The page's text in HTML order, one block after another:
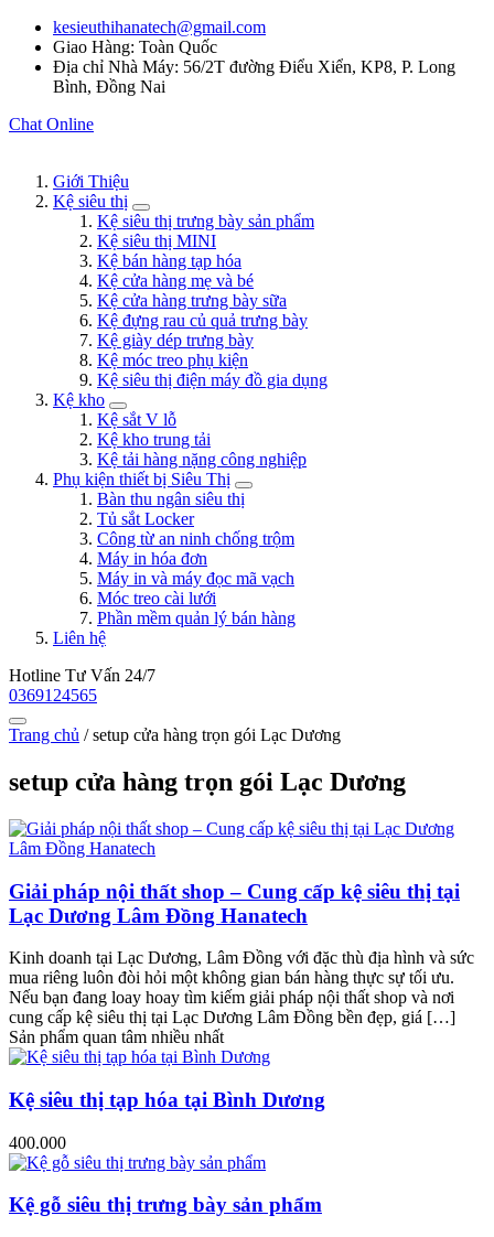
kesieuthihanatech@gmail.com
Giao Hàng: Toàn Quốc
Địa chỉ Nhà Máy: 56/2T đường Điểu Xiển, KP8, P. Long
Bình, Đồng Nai
Chat Online
Giới Thiệu
Kệ siêu thị
Kệ siêu thị trưng bày sản phẩm
Kệ siêu thị MINI
Kệ bán hàng tạp hóa
Kệ cửa hàng mẹ và bé
Kệ cửa hàng trưng bày sữa
Kệ đựng rau củ quả trưng bày
Kệ giày dép trưng bày
Kệ móc treo phụ kiện
Kệ siêu thị điện máy đồ gia dụng
Kệ kho
Kệ sắt V lỗ
Kệ kho trung tải
Kệ tải hàng nặng công nghiệp
Phụ kiện thiết bị Siêu Thị
Bàn thu ngân siêu thị
Tủ sắt Locker
Công từ an ninh chống trộm
Máy in hóa đơn
Máy in và máy đọc mã vạch
Móc treo cài lưới
Phần mềm quản lý bán hàng
Liên hệ
Hotline Tư Vấn 24/7
0369124565
Trang chủ /setup cửa hàng trọn gói Lạc Dương
setup cửa hàng trọn gói Lạc Dương
Giải pháp nội thất shop – Cung cấp kệ siêu thị tại
Lạc Dương Lâm Đồng Hanatech
Kinh doanh tại Lạc Dương, Lâm Đồng với đặc thù địa hình và sức
mua riêng luôn đòi hỏi một không gian bán hàng thực sự tối ưu.
Nếu bạn đang loay hoay tìm kiếm giải pháp nội thất shop và nơi
cung cấp kệ siêu thị tại Lạc Dương Lâm Đồng bền đẹp, giá […]
Sản phẩm quan tâm nhiều nhất
Kệ siêu thị tạp hóa tại Bình Dương
400.000
Kệ gỗ siêu thị trưng bày sản phẩm